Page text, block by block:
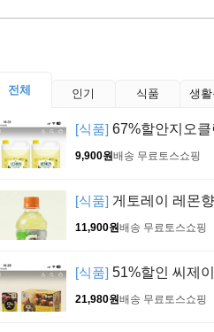
전체 인기 식품 생
[식품] 67%할안지오
9,900원배송 무료토스쇼핑
[식품] 게토레이 레몬
11,900원배송 무료토스쇼핑
[식품] 51%할인 씨제
21,980원배송 무료토스쇼핑